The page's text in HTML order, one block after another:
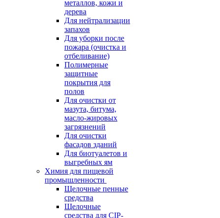
металлов, кожи и
дерева
Для нейтрализации
запахов
Для уборки после
пожара (очистка и
отбеливание)
Полимерные
защитные
покрытия для
полов
Для очистки от
мазута, битума,
масло-жировых
загрязнений
Для очистки
фасадов зданий
Для биотуалетов и
выгребных ям
Химия для пищевой
промышленности
Щелочные пенные
средства
Щелочные
средства для CIP-